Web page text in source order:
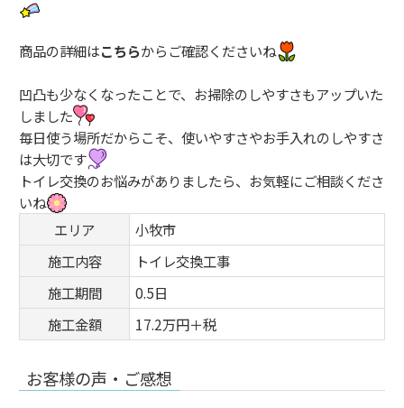
商品の詳細はこちらからご確認くださいね
凹凸も少なくなったことで、お掃除のしやすさもアップいた
しました
毎日使う場所だからこそ、使いやすさやお手入れのしやすさ
は大切です
トイレ交換のお悩みがありましたら、お気軽にご相談くださ
いね
エリア
小牧市
施工内容
トイレ交換工事
施工期間
0.5日
施工金額
17.2万円＋税
お客様の声・ご感想